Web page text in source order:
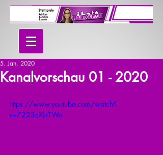
Kanalvorschau 01 - 2020
5. Jan. 2020
https://www.youtube.com/watch?
v=7223cXLrTWo